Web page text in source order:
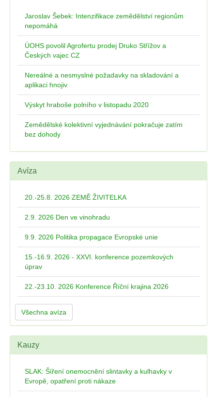
Jaroslav Šebek: Intenzifikace zemědělství regionům
nepomáhá
ÚOHS povolil Agrofertu prodej Druko Střížov a
Českých vajec CZ
Nereálné a nesmyslné požadavky na skladování a
aplikaci hnojiv
Výskyt hraboše polního v listopadu 2020
Zemědělské kolektivní vyjednávání pokračuje zatím
bez dohody
Avíza
20.-25.8. 2026 ZEMĚ ŽIVITELKA
2.9. 2026 Den ve vinohradu
9.9. 2026 Politika propagace Evropské unie
15.-16.9. 2026 - XXVI. konference pozemkových
úprav
22.-23.10. 2026 Konference Říční krajina 2026
Všechna avíza
Kauzy
SLAK: Šíření onemocnění slintavky a kulhavky v
Evropě, opatření proti nákaze